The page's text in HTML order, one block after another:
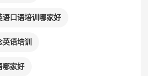
语口语培训哪家好
语培训
哪家好